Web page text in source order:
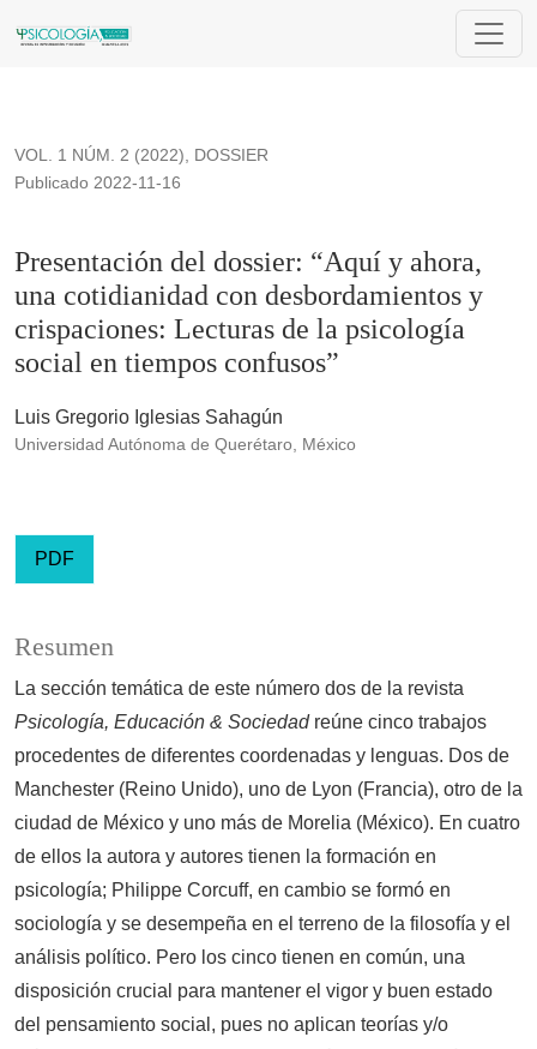
Presentación del dossier: “Aquí y ahora, una cotidianidad
VOL. 1 NÚM. 2 (2022), DOSSIER
Presentación del dossier: “Aquí y ahora,
una cotidianidad con desbordamientos y
crispaciones: Lecturas de la psicología
social en tiempos confusos”
Publicado 2022-11-16
Luis Gregorio Iglesias Sahagún
Universidad Autónoma de Querétaro, México
PDF
Resumen
La sección temática de este número dos de la revista
Psicología, Educación & Sociedadreúne cinco trabajos
procedentes de diferentes coordenadas y lenguas. Dos de
Manchester (Reino Unido), uno de Lyon (Francia), otro de la
ciudad de México y uno más de Morelia (México). En cuatro
de ellos la autora y autores tienen la formación en
psicología; Philippe Corcuff, en cambio se formó en
sociología y se desempeña en el terreno de la filosofía y el
análisis político. Pero los cinco tienen en común, una
disposición crucial para mantener el vigor y buen estado
del pensamiento social, pues no aplican teorías y/o